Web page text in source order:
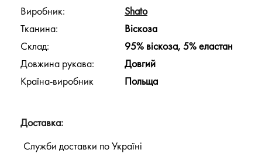
Виробник:
Shato
Тканина:
Віскоза
Склад:
95% віскоза, 5% еластан
Довжина рукава:
Довгий
Країна-виробник
Польща
Доставка:
Служби доставки по Україні